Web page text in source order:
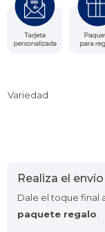
Variedad
Realiza el
Dale el toque final
paquete regalo